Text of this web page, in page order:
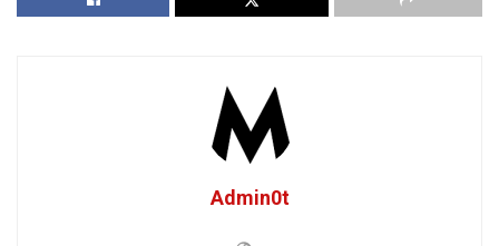
Admin0t